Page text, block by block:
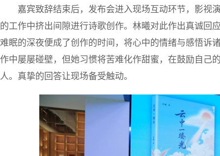
嘉宾致辞结束后，发布会进入现场互动环节，影视
的工作中挤出间隙进行诗歌创作。林曦对此作出真诚回
难眠的深夜便成了创作的时间，将心中的情绪与感悟诉
作中屡屡碰壁，但她习惯将苦难化作甜蜜，在鼓励自己
人。真挚的回答让现场备受触动。